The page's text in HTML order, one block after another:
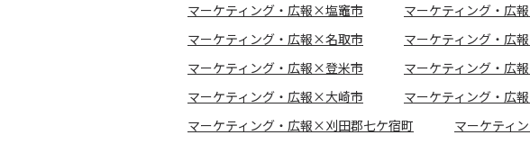
マーケティング・広報×塩竈市
マーケティング・広
マーケティング・広報×名取市
マーケティング・広
マーケティング・広報×登米市
マーケティング・広
マーケティング・広報×大崎市
マーケティング・広
マーケティング・広報×刈田郡七ケ宿町
マーケティ